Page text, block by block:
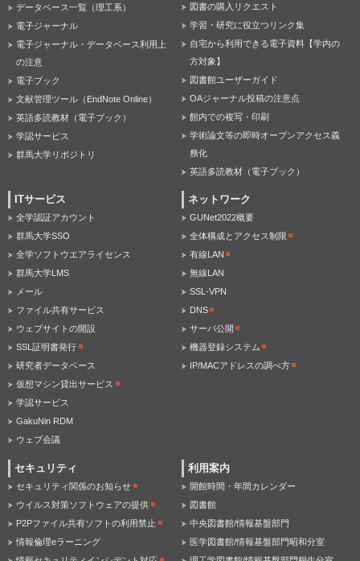
データベース一覧（理工系）
電子ジャーナル
電子ジャーナル・データベース利用上
の注意
電子ブック
文献管理ツール（EndNote Online）
英語多読教材（電子ブック）
学認サービス
群馬大学リポジトリ
図書の購入リクエスト
学習・研究に役立つリンク集
自宅から利用できる電子資料【学内の
方対象】
図書館ユーザーガイド
OAジャーナル投稿の注意点
館内での複写・印刷
学術論文等の即時オープンアクセス義
務化
英語多読教材（電子ブック）
ITサービス
全学認証アカウント
群馬大学SSO
全学ソフトウエアライセンス
群馬大学LMS
メール
ファイル共有サービス
ウェブサイトの開設
SSL証明書発行
研究者データベース
仮想マシン貸出サービス
学認サービス
GakuNin RDM
ウェブ会議
ネットワーク
GUNet2022概要
全体構成とアクセス制限
有線LAN
無線LAN
SSL-VPN
DNS
サーバ公開
機器登録システム
IP/MACアドレスの調べ方
セキュリティ
セキュリティ関係のお知らせ
ウイルス対策ソフトウェアの提供
P2Pファイル共有ソフトの利用禁止
情報倫理eラーニング
利用案内
開館時間・年間カレンダー
図書館
中央図書館/情報基盤部門
医学図書館/情報基盤部門昭和分室